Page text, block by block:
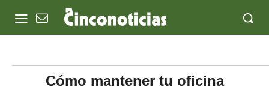
Cómo mantener tu oficina